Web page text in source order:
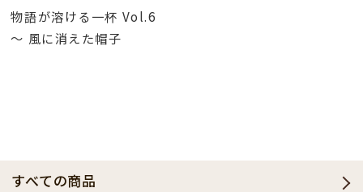
物語が溶ける一杯 Vol.6
～ 風に消えた帽子
すべての商品